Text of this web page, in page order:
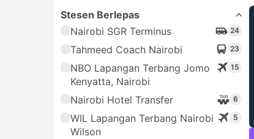
Stesen Berlepas
Nairobi SGR Terminus
24
Tahmeed Coach Nairobi 23
NBO Lapangan Terbang Jomo
Kenyatta, Nairobi
15
Nairobi Hotel Transfer 6
WIL Lapangan Terbang Nairobi
Wilson
5